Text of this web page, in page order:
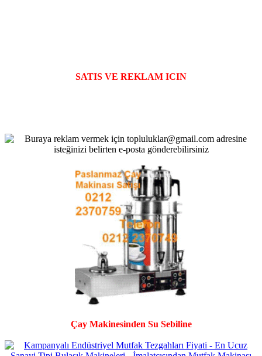
SATIS VE REKLAM ICIN
Çay Makinesinden Su Sebiline